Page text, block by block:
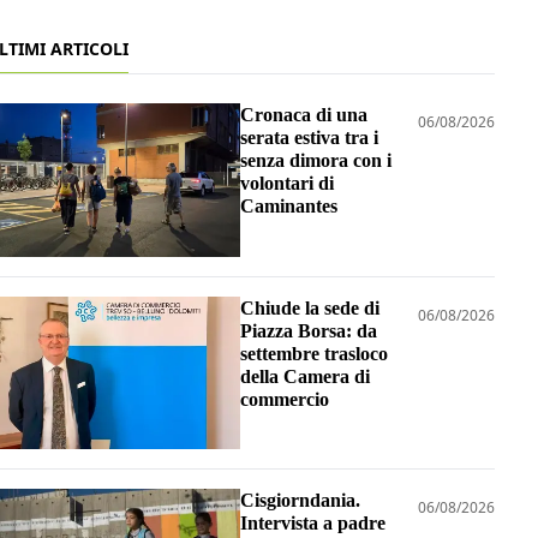
ARTICOLI
Cronaca di una
serata estiva tra i
senza dimora con i
volontari di
Caminantes
06/08/2026
Chiude la sede di
Piazza Borsa: da
settembre trasloco
della Camera di
commercio
06/08/2026
Cisgiorndania.
Intervista a padre
06/08/2026